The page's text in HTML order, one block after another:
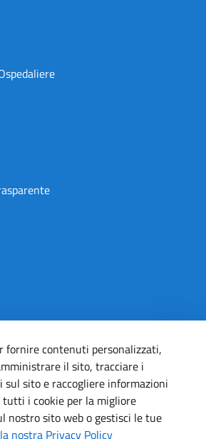
YoutubeLinkedin
fornire contenuti personalizzati,
il sito, tracciare i
sito e raccogliere informazioni
i cookie per la migliore
nostro sito web o gestisci le tue
nostra Privacy Policy